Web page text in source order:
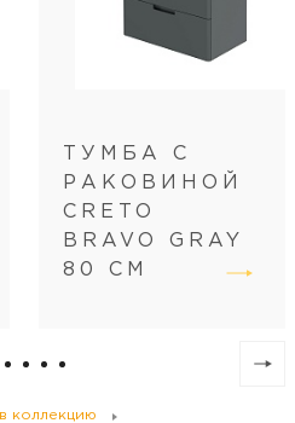
Фурнитура BLUM
коллекцию
ТУМБА С
РАКОВИНОЙ
CRETO
BRAVO GRAY
80 СМ